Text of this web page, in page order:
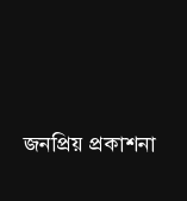
জনপ্রিয় প্রকাশনা